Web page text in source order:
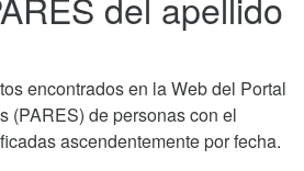
encontrados en la Web del Portal
(PARES) de personas con el
ascendentemente por fecha.